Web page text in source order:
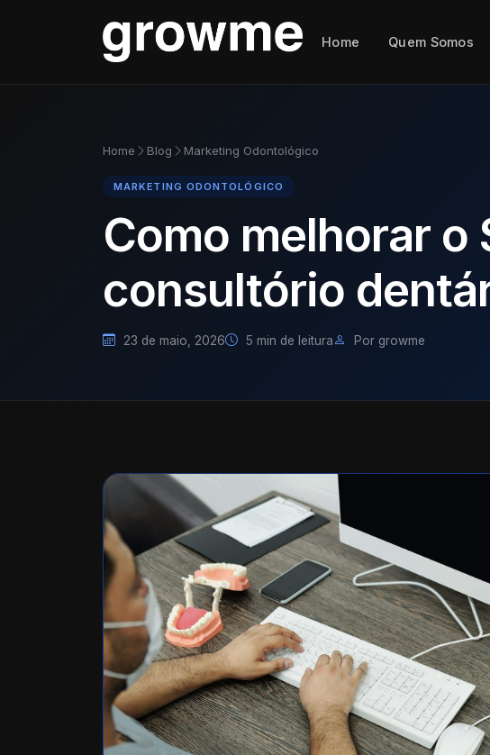
Home Quem Somos
Home Blog Marketing Odontológico
MARKETING ODONTOLÓGICO
Como melhorar o
consultório
23 de maio, 2026 5 min de leitura Por growme